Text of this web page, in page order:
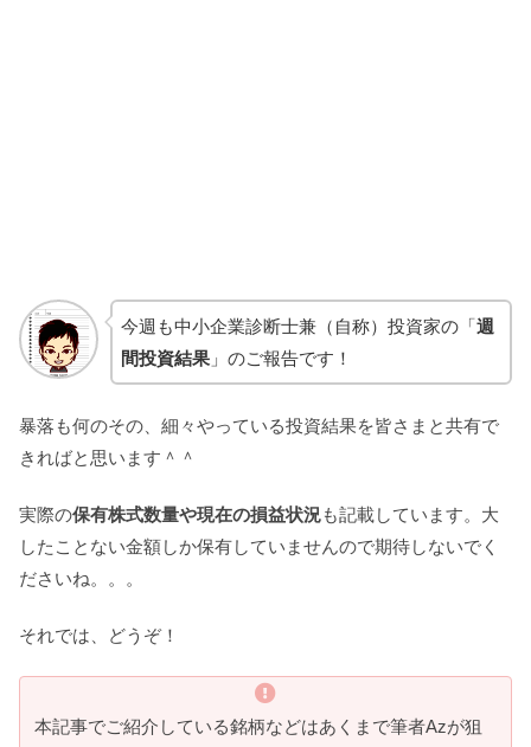
今週も中小企業診断士兼（自称）投資家の「週
間投資結果」のご報告です！
暴落も何のその、細々やっている投資結果を皆さまと共有で
きればと思います＾＾
実際の保有株式数量や現在の損益状況も記載しています。大
したことない金額しか保有していませんので期待しないでく
ださいね。。。
それでは、どうぞ！
本記事でご紹介している銘柄などはあくまで筆者Azが狙